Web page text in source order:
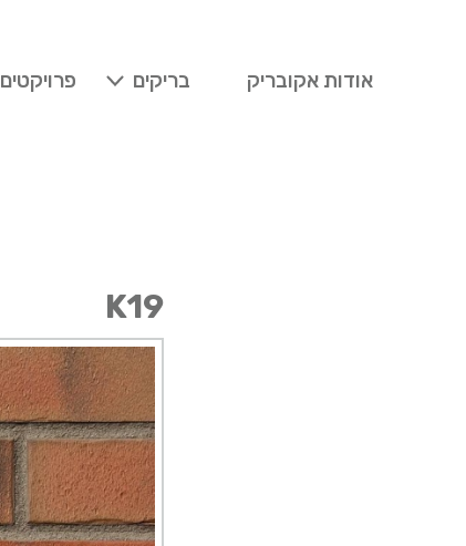
אודות אקובריק בריקים פרויקטים
K19